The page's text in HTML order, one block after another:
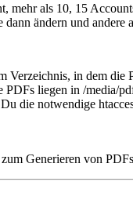
als 10, 15
ändern und andere
in dem
liegen in /media/
die notwendige
Generieren von